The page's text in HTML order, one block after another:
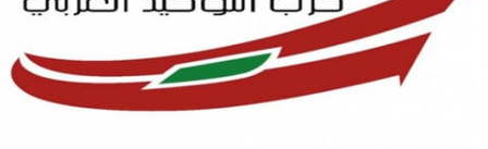
منوعات رياضة
كأس العالم